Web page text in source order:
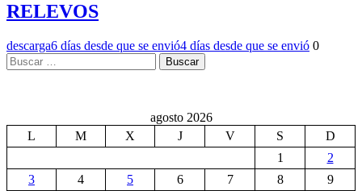
RELEVOS
descarga6 días desde que se envió4 días desde que se envió 0
Buscar:
agosto 2026
L
M X J V S
D
1
2
3
4 5 6 7 8
9